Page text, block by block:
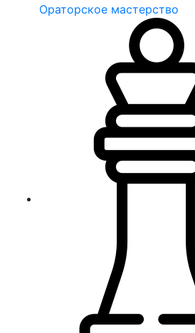
Ораторское мастерство